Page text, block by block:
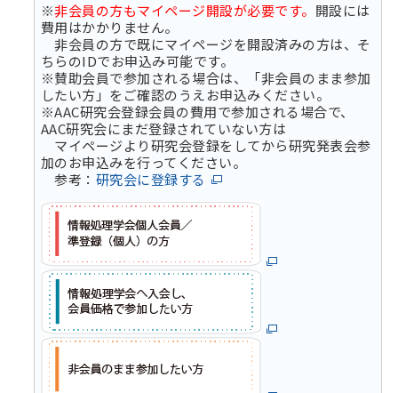
※非会員の方もマイページ開設が必要です。 開設には
費用はかかりません。
非会員の方で既にマイページを開設済みの方は、そ
ちらのIDでお申込み可能です。
※賛助会員で参加される場合は、「非会員のまま参加
したい方」をご確認のうえお申込みください。
※AAC研究会登録会員の費用で参加される場合で、
AAC研究会にまだ登録されていない方は
マイページより研究会登録をしてから研究発表会参
加のお申込みを行ってください。
参考： 研究会に登録する